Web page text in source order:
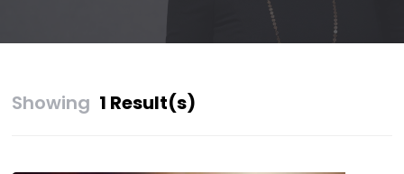
Showing 1 Result(s)